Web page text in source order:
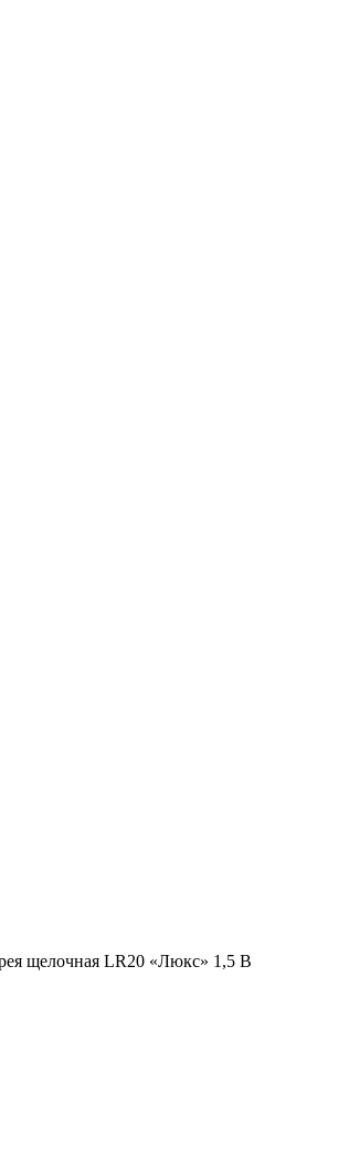
щелочная LR20 «Люкс» 1,5 В